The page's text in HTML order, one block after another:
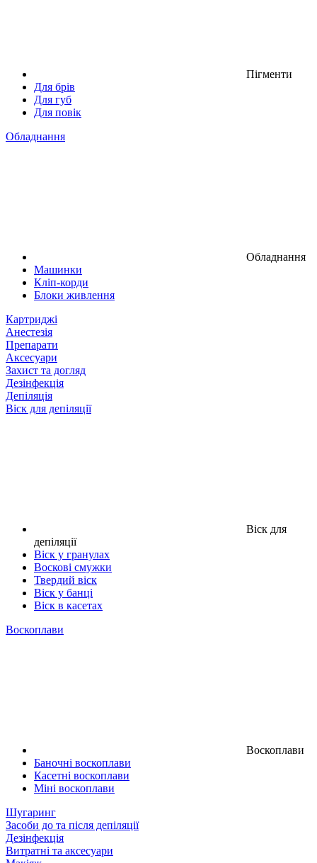
Пігменти
Для брів
Для губ
Для повік
Обладнання
Обладнання
Машинки
Кліп-корди
Блоки живлення
Картриджі
Анестезія
Препарати
Аксесуари
Захист та догляд
Дезінфекція
Депіляція
Віск для депіляції
Віск для
депіляції
Віск у гранулах
Воскові смужки
Твердий віск
Віск у банці
Віск в касетах
Воскоплави
Воскоплави
Баночні воскоплави
Касетні воскоплави
Міні воскоплави
Шугаринг
Засоби до та після депіляції
Дезінфекція
Витратні та аксесуари